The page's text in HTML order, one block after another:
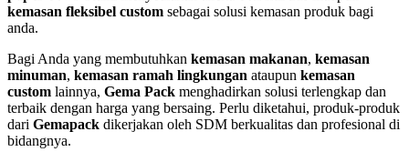
kemasan fleksibel custom sebagai solusi kemasan produk bagi
anda.
Bagi Anda yang membutuhkan kemasan makanan, kemasan
minuman, kemasan ramah lingkungan ataupun kemasan
custom lainnya, Gema Pack menghadirkan solusi terlengkap dan
terbaik dengan harga yang bersaing. Perlu diketahui, produk-produk
dari Gemapack dikerjakan oleh SDM berkualitas dan profesional di
bidangnya.